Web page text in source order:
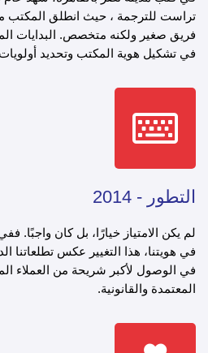
تراست للترجمة ، حيث انطلق المكتب
فريق صغير ولكنه متخصص. البدايات
في تشكيل هوية المكتب وتحديد
التطور - 2014
لم يكن الامتياز خيارًا، بل كان واجبًا.
في هويتنا، هذا التغيير عكس تطلعاتنا
في الوصول لأكبر شريحة من العملاء
المعتمدة والقانونية.